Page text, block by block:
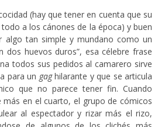
(hay que tener en cuenta que su
a los cánones de la época) y buen
algo tan simple y mundano como un
dos huevos duros”, esa célebre frase
todos sus pedidos al camarero sirve
para un gaghilarante y que se articula
que no parece tener fin. Cuando
más en el cuarto, el grupo de cómicos
al espectador y rizar más el rizo,